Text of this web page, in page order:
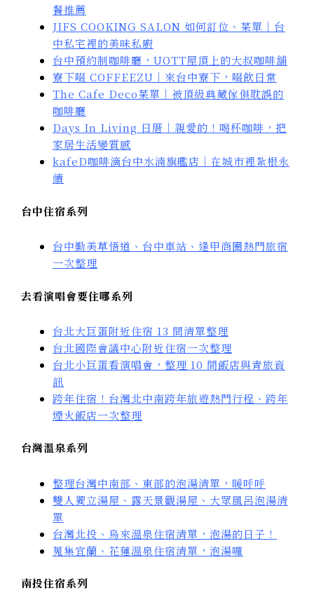
餐推薦
JIFS COOKING SALON 如何訂位、菜單｜台
中私宅裡的美味私廚
台中預約制咖啡廳，UOTT屋頂上的大叔咖啡舖
寮下啜 COFFEEZU｜來台中寮下，啜飲日常
The Cafe Deco菜單｜被頂級典藏傢俱耽誤的
咖啡廳
Days In Living 日厝｜親愛的！喝杯咖啡，把
家居生活變質感
kafeD咖啡滴台中水湳旗艦店｜在城市裡紮根永
續
台中住宿系列
台中勤美草悟道、台中車站、逢甲商圈熱門旅宿
一次整理
去看演唱會要住哪系列
台北大巨蛋附近住宿 13 間清單整理
台北國際會議中心附近住宿一次整理
台北小巨蛋看演唱會，整理 10 間飯店與青旅資
訊
跨年住宿！台灣北中南跨年旅遊熱門行程、跨年
煙火飯店一次整理
台灣溫泉系列
整理台灣中南部、東部的泡湯清單，暖呼呼
雙人獨立湯屋、露天景觀湯屋、大眾風呂泡湯清
單
台灣北投、烏來溫泉住宿清單，泡湯的日子！
蒐集宜蘭、花蓮溫泉住宿清單，泡湯囉
南投住宿系列